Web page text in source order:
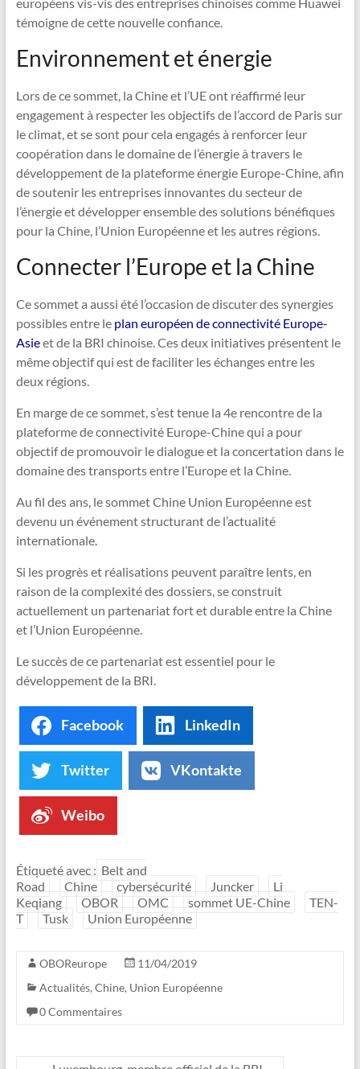
témoigne de cette nouvelle confiance.
Environnement et énergie
Lors de ce sommet, la Chine et l’UE ont réaffirmé leur
engagement à respecter les objectifs de l’accord de Paris sur
le climat, et se sont pour cela engagés à renforcer leur
coopération dans le domaine de l’énergie à travers le
développement de la plateforme énergie Europe-Chine, afin
de soutenir les entreprises innovantes du secteur de
l’énergie et développer ensemble des solutions bénéfiques
pour la Chine, l’Union Européenne et les autres régions.
Connecter l’Europe et la Chine
Ce sommet a aussi été l’occasion de discuter des synergies
possibles entre le plan européen de connectivité Europe-
Asieet de la BRI chinoise. Ces deux initiatives présentent le
même objectif qui est de faciliter les échanges entre les
deux régions.
En marge de ce sommet, s’est tenue la 4e rencontre de la
plateforme de connectivité Europe-Chine qui a pour
objectif de promouvoir le dialogue et la concertation dans le
domaine des transports entre l’Europe et la Chine.
Au fil des ans, le sommet Chine Union Européenne est
devenu un événement structurant de l’actualité
internationale.
Si les progrès et réalisations peuvent paraître lents, en
raison de la complexité des dossiers, se construit
actuellement un partenariat fort et durable entre la Chine
et l’Union Européenne.
Le succès de ce partenariat est essentiel pour le
développement de la BRI.
Facebook LinkedIn
Twitter VKontakte
Weibo
Étiqueté avec : Belt and
Road
Chine cybersécurité Juncker
Li
Keqiang
OBOR OMC sommet UE-Chine
TEN-
T
Tusk Union Européenne
OBOReurope
11/04/2019
Actualités, Chine, Union Européenne
0 Commentaires